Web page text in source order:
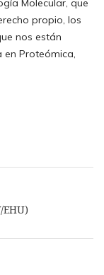
Molecular, que
propio, los
nos están
en Proteómica,